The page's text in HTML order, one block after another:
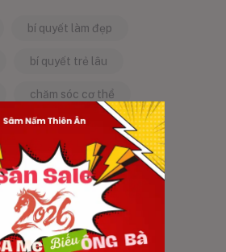
bí quyết làm đẹp
bí quyết trẻ lâu
chăm sóc cơ thể
chăm sóc sức khỏe
nhiên chống lão hóa
dưỡng sinh
giảm stress